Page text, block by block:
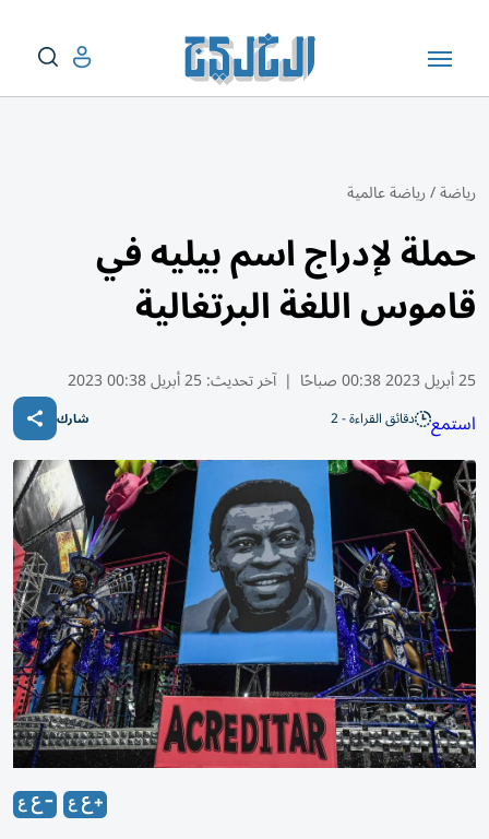
رياضة/رياضة عالمية
حملة لإدراج اسم بيليه في
قاموس اللغة البرتغالية
25 أبريل 2023 00:38 صباحًا | آخر تحديث:25 أبريل 00:38 2023
استمع دقائق القراءة - 2 شارك